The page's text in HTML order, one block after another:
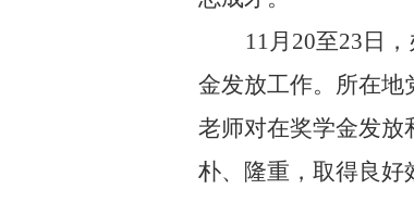
11月 20至23 日
金发放工作。所在地
老师对在奖学金发放
朴、隆重，取得良好